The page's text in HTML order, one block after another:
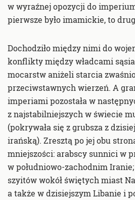
w wyraźnej opozycji do
pierwsze było imamickie, to
Dochodziło między nimi do
konflikty między władcami
mocarstw aniżeli starcia
przeciwstawnych wierzeń. A
imperiami pozostała w
z najstabilniejszych w świecie
(pokrywała się z grubsza z
irańską). Zresztą po jej obu
mniejszości: arabscy sunnici w
w południowo-zachodnim
szyitów wokół świętych miast
a także w dzisiejszym Libanie i